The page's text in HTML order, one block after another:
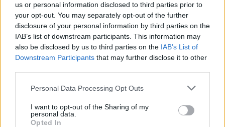
us or personal information disclosed to third parties prior to
your opt-out. You may separately opt-out of the further
disclosure of your personal information by third parties on the
IAB’s list of downstream participants. This information may
also be disclosed by us to third parties on the IAB’s List of
Downstream Participants that may further disclose it to other
Personal Data Processing Opt Outs
I want to opt-out of the Sharing of my
personal data.
Opted In
ΘΕΜΑΤΑ
Το συντομότερο πρωτάθλημα ποδοσφαίρου
στον κόσμο
ΘΕΜΑΤΑ
Πώς ο Τζακ Νίκολσον έβγαλε μια περιουσία
Τα ζώδια σήμερα 10/8: Η μέρα ευνοεί τις γλυκές